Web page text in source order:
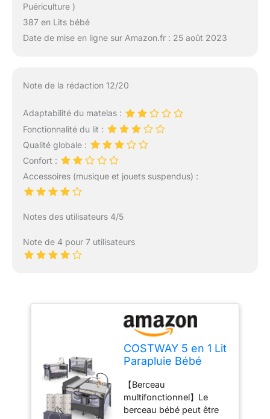
Puériculture )
387 en Lits bébé
Date de mise en ligne sur Amazon.fr : 25 août 2023
Note de la rédaction 12/20
Adaptabilité du matelas :
Fonctionnalité du lit :
Qualité globale :
Confort :
Accessoires (musique et jouets suspendus) :
Notes des utilisateurs 4/5
Note de 4 pour 7 utilisateurs
COSTWAY 5 en 1 Lit
Parapluie Bébé
Table à Langer, Lit
Bébé Évolutif avec
5 Hauteur
【Berceau
multifonctionnel】Le
berceau bébé peut être